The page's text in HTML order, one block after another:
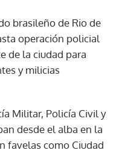
brasileño de Rio de
operación policial
de la ciudad para
y milicias
Militar, Policía Civil y
desde el alba en la
favelas como Ciudad